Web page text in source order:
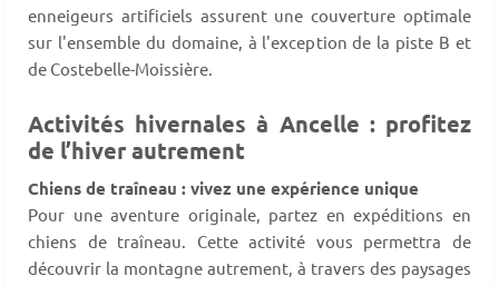
enneigeurs artificiels assurent une couverture optimale
sur l'ensemble du domaine, à l'exception de la piste B et
de Costebelle-Moissière.
Activités hivernales à Ancelle : profitez
de l’hiver autrement
Chiens de traîneau : vivez une expérience unique
Pour une aventure originale, partez en expéditions en
chiens de traîneau. Cette activité vous permettra de
découvrir la montagne autrement, à travers des paysages